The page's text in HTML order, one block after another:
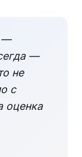
—
—
не
с
оценка